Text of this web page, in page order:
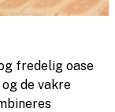
fredelig oase
de vakre